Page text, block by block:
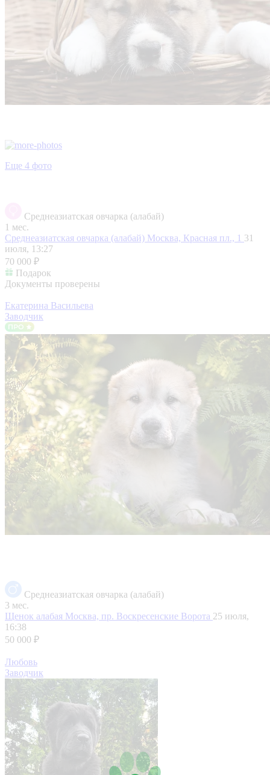
Еще 4 фото
Среднеазиатская овчарка (алабай)
1 мес.
Среднеазиатская овчарка (алабай) Москва, Красная пл., 1 31
июля, 13:27
70 000 ₽
Подарок
Документы проверены
Екатерина Васильева
Заводчик
Среднеазиатская овчарка (алабай)
3 мес.
Щенок алабая Москва, пр. Воскресенские Ворота 25 июля,
16:38
50 000 ₽
Любовь
Заводчик